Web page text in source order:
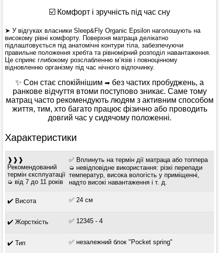
☑️ Комфорт і зручність під час сну
➤ У відгуках власники Sleep&Fly Organic Epsilon наголошують на
високому рівні комфорту. Поверхня матраца делікатно
підлаштовується під анатомічні контури тіла, забезпечуючи
правильне положення хребта та рівномірний розподіл навантаження.
Це сприяє глибокому розслабленню м’язів і повноцінному
відновленню організму під час нічного відпочинку.
✨ Сон стає спокійнішим ➡ без частих пробуджень, а
ранкове відчуття втоми поступово зникає. Саме тому
матрац часто рекомендують людям з активним способом
життя, тим, хто багато працює фізично або проводить
довгий час у сидячому положенні.
Характеристики
❱❱❱
Рекомендований
термін єксплуатації
➭ від 7 до 11 років
✅ Вплинуть на термін дії матраца або топпера
➭ невідповідне використання: різкі перепади
температур, висока вологість у приміщенні,
надто високі навантаження і т. д.
✔️ Висота ✅ 24 см
✔️ Жорсткість ✅ 12345 - 4
✔️ Тип ✅ незалежний блок "Pocket spring"